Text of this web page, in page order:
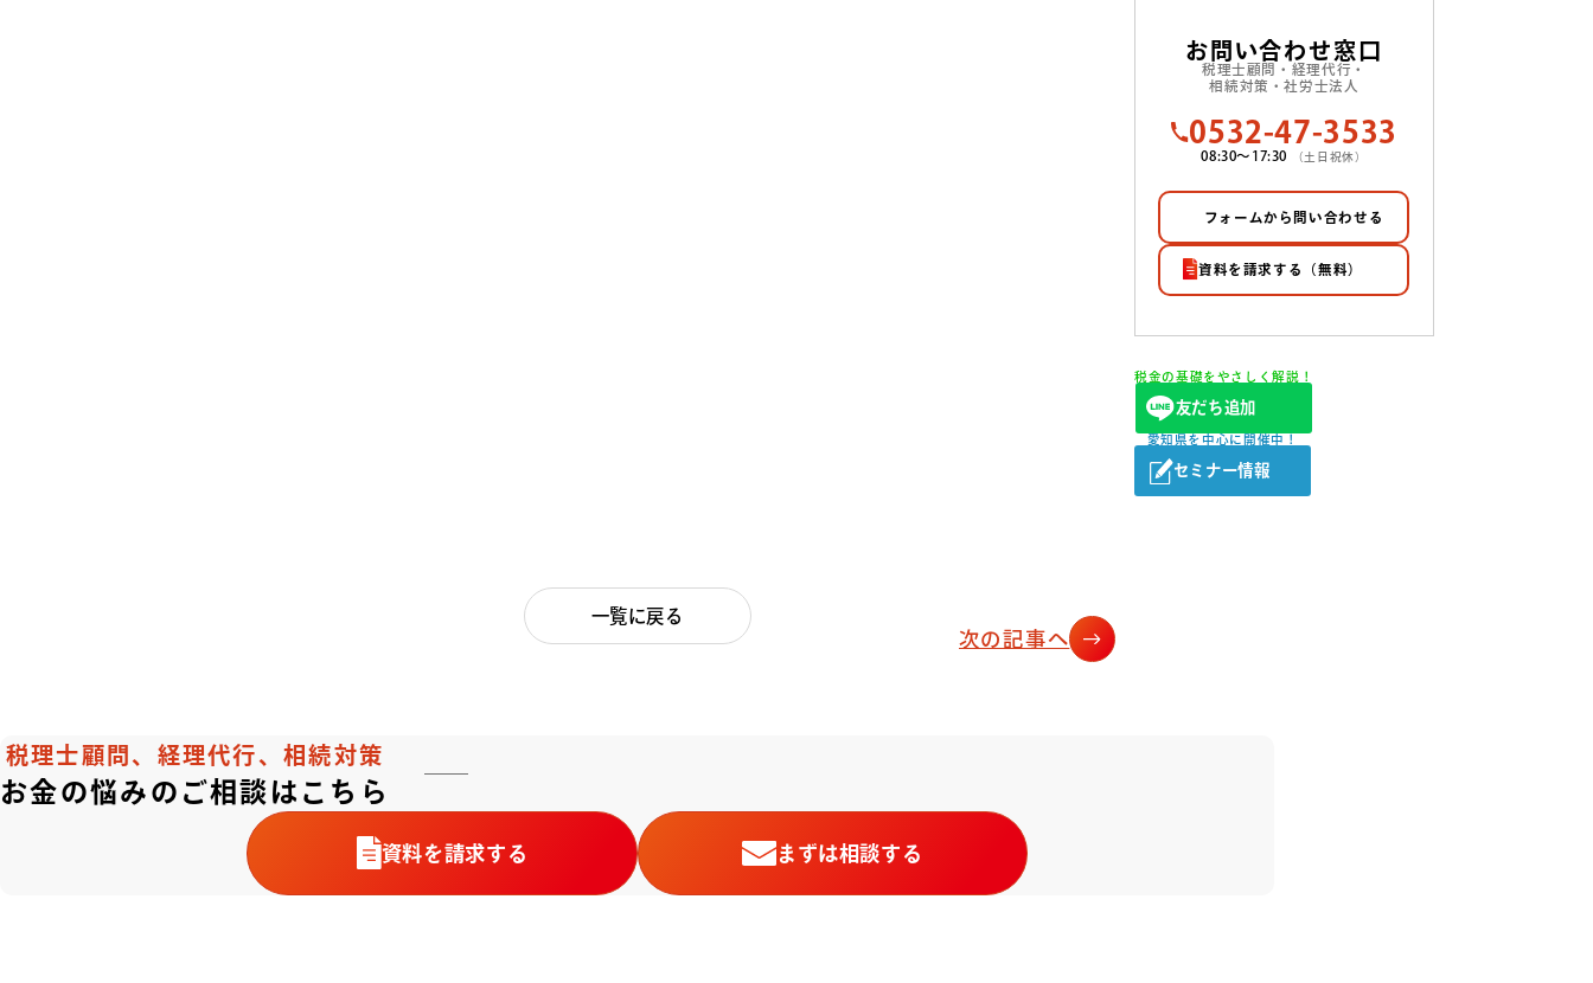
お問い合わせ窓口
税理士顧問・経理代行・
相続対策・社労士法人
0532-47-3533
08:30〜17:30 （土日祝休）
フォームから問い合わせる
資料を請求する（無料）
税金の基礎をやさしく解説！
友だち追加
愛知県を中心に開催中！
セミナー情報
一覧に戻る
次の記事へ
税理士顧問、経理代行、相続対策
お金の悩みのご相談はこちら
資料を請求する まずは相談する